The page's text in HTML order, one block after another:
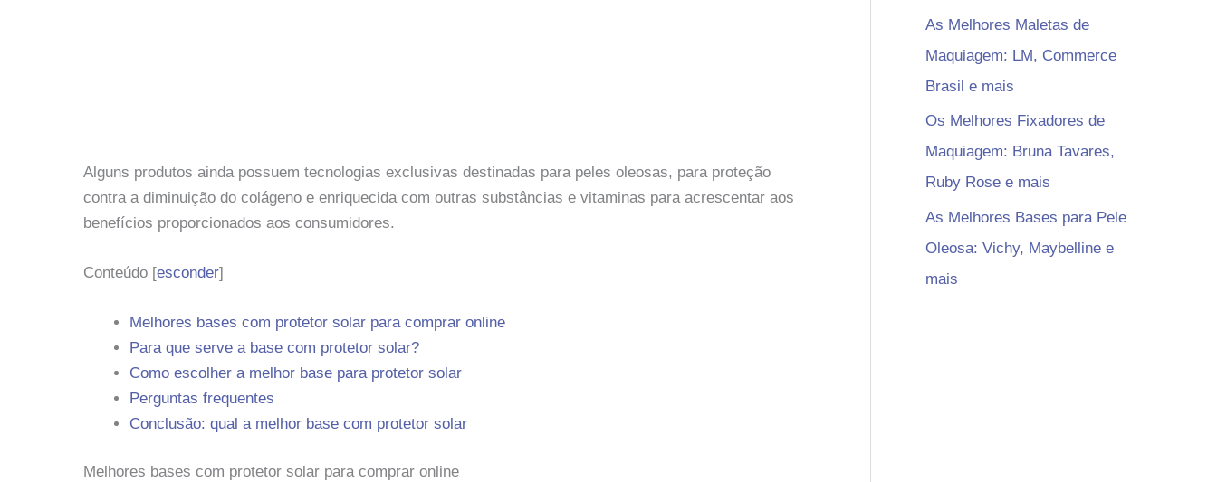
Alguns produtos ainda possuem tecnologias exclusivas destinadas para peles oleosas, para proteção
contra a diminuição do colágeno e enriquecida com outras substâncias e vitaminas para acrescentar aos
benefícios proporcionados aos consumidores.
Conteúdo [esconder]
Melhores bases com protetor solar para comprar online
Para que serve a base com protetor solar?
Como escolher a melhor base para protetor solar
Perguntas frequentes
Conclusão: qual a melhor base com protetor solar
Melhores bases com protetor solar para comprar online
As Melhores Maletas de
Maquiagem: LM, Commerce
Brasil e mais
Os Melhores Fixadores de
Maquiagem: Bruna Tavares,
Ruby Rose e mais
As Melhores Bases para Pele
Oleosa: Vichy, Maybelline e
mais